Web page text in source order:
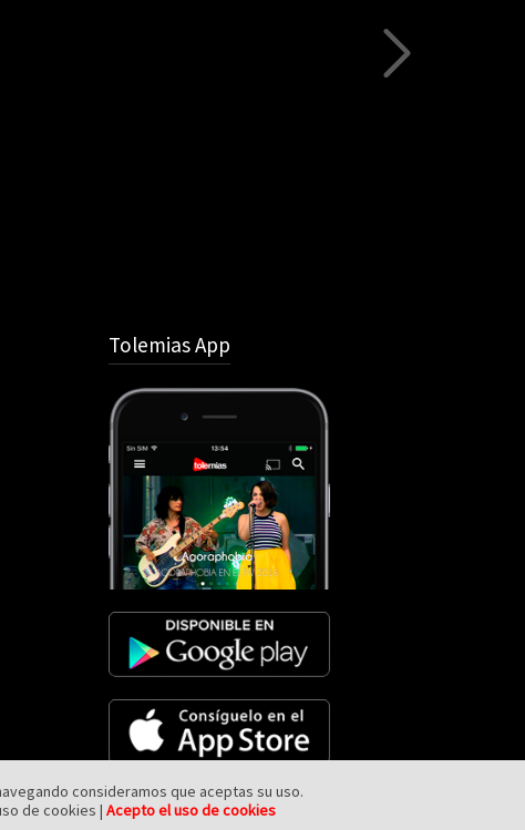
Tolemias App
consideramos que aceptas su uso.
de cookies | Acepto el uso de cookies